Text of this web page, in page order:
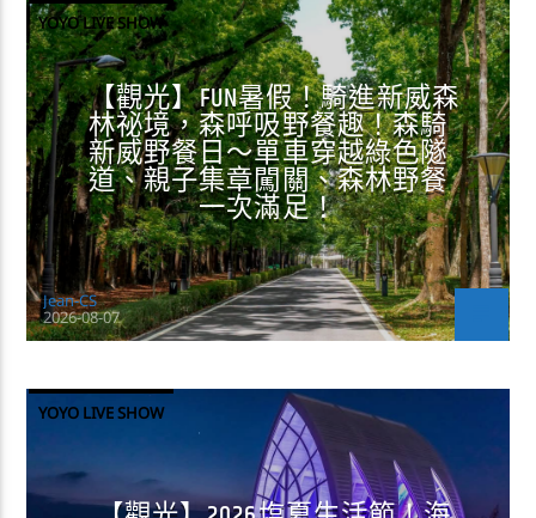
YOYO LIVE SHOW
【觀光】FUN暑假！騎進新威森
林祕境，森呼吸野餐趣！森騎
新威野餐日～單車穿越綠色隧
道、親子集章闖關、森林野餐
一次滿足！
Jean-CS
2026-08-07
YOYO LIVE SHOW